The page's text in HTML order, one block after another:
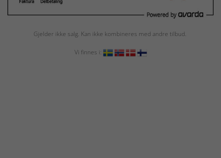
Gjelder ikke salg. Kan ikke kombineres med andre tilbud.
Vi finnes i: